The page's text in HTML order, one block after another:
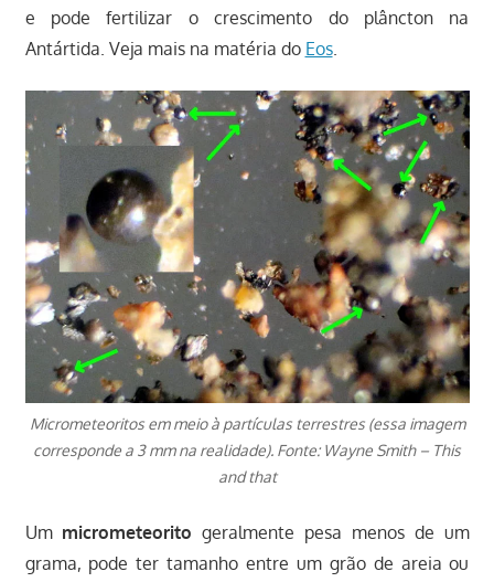
e pode fertilizar o crescimento do plâncton na
Antártida. Veja mais na matéria do Eos.
Micrometeoritos em meio à partículas terrestres (essa imagem
corresponde a 3 mm na realidade). Fonte: Wayne Smith – This
and that
Um micrometeorito geralmente pesa menos de um
grama, pode ter tamanho entre um grão de areia ou